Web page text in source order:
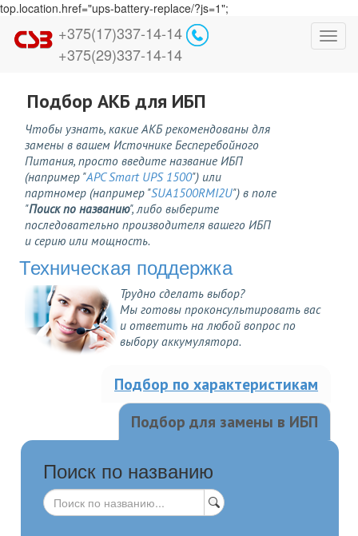
top.location.href="ups-battery-replace/?js=1";
+375(17)337-14-14
+375(29)337-14-14
Подбор АКБ для ИБП
Чтобы узнать, какие АКБ рекомендованы для
замены в вашем Источнике Бесперебойного
Питания, просто введите название ИБП
(например "APC Smart UPS 1500") или
партномер (например "SUA1500RMI2U") в поле
"Поиск по названию", либо выберите
последовательно производителя вашего ИБП
и серию или мощность.
Техническая поддержка
Трудно сделать выбор?
Мы готовы проконсультировать вас
и ответить на любой вопрос по
выбору аккумулятора.
Подбор по характеристикам
Подбор для замены в ИБП
Поиск по названию